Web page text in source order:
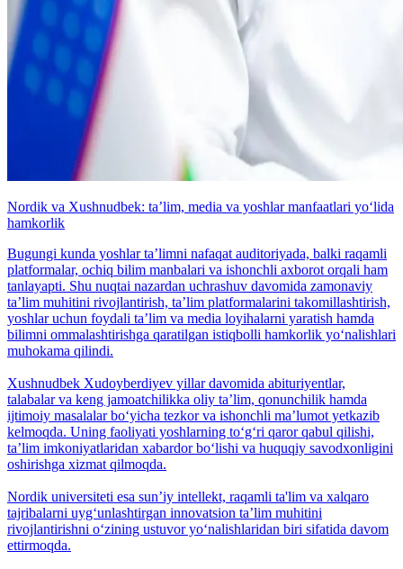
Nordik va Xushnudbek: taʼlim, media va yoshlar manfaatlari yo‘lida
hamkorlik
Bugungi kunda yoshlar taʼlimni nafaqat auditoriyada, balki raqamli
platformalar, ochiq bilim manbalari va ishonchli axborot orqali ham
tanlayapti. Shu nuqtai nazardan uchrashuv davomida zamonaviy
taʼlim muhitini rivojlantirish, taʼlim platformalarini takomillashtirish,
yoshlar uchun foydali taʼlim va media loyihalarni yaratish hamda
bilimni ommalashtirishga qaratilgan istiqbolli hamkorlik yo‘nalishlari
muhokama qilindi.
Xushnudbek Xudoyberdiyev yillar davomida abituriyentlar,
talabalar va keng jamoatchilikka oliy taʼlim, qonunchilik hamda
ijtimoiy masalalar bo‘yicha tezkor va ishonchli maʼlumot yetkazib
kelmoqda. Uning faoliyati yoshlarning to‘g‘ri qaror qabul qilishi,
taʼlim imkoniyatlaridan xabardor bo‘lishi va huquqiy savodxonligini
oshirishga xizmat qilmoqda.
Nordik universiteti esa sunʼiy intellekt, raqamli ta'lim va xalqaro
tajribalarni uyg‘unlashtirgan innovatsion taʼlim muhitini
rivojlantirishni o‘zining ustuvor yo‘nalishlaridan biri sifatida davom
ettirmoqda.